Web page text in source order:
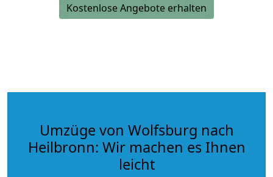
Kostenlose Angebote erhalten
Umzüge von Wolfsburg nach
Heilbronn: Wir machen es Ihnen
leicht